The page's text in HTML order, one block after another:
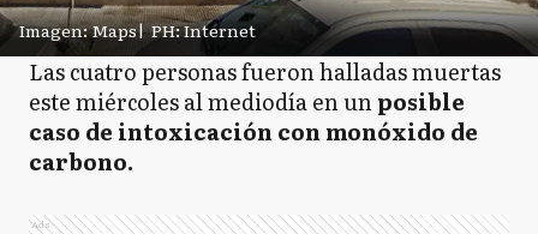
Imagen: Maps| PH: Internet
Las cuatro personas fueron halladas muertas
este miércoles al mediodía en unposible
caso de intoxicación con monóxido de
carbono.
Ads